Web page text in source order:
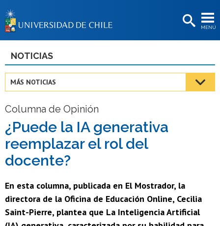
MENÚ
BIBLIOTECAS
Estudiantes
Académicas/os
Funcionarias/os
Egresadas/os
NOTICIAS
MÁS NOTICIAS
Columna de Opinión
¿Puede la IA generativa
reemplazar el rol del
docente?
En esta columna, publicada en El Mostrador, la
directora de la Oficina de Educación Online, Cecilia
Saint-Pierre, plantea que La Inteligencia Artificial